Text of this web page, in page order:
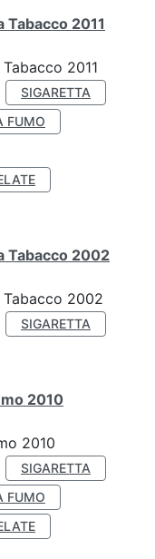
2011
2011
SIGARETTA
FUMO
Tabacco 2002
2002
SIGARETTA
2010
2010
SIGARETTA
FUMO